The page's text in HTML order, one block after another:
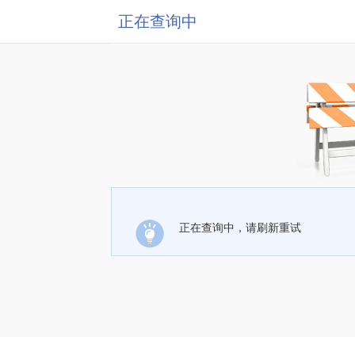
正在查询中
正在查询中，请刷新重试